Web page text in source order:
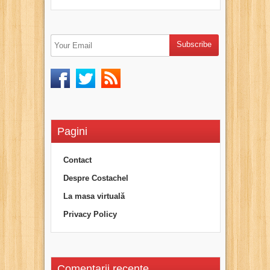
Pagini
Contact
Despre Costachel
La masa virtuală
Privacy Policy